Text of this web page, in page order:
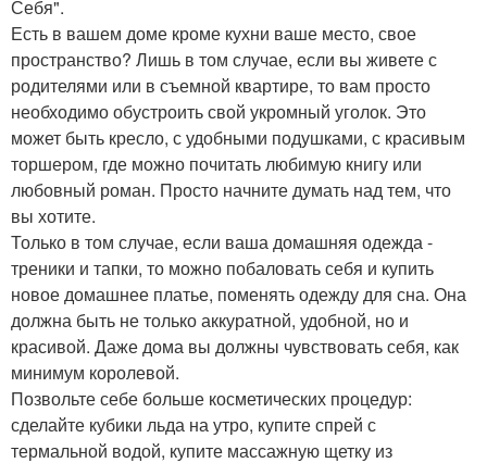
Себя".
Есть в вашем доме кроме кухни ваше место, свое
пространство? Лишь в том случае, если вы живете с
родителями или в съемной квартире, то вам просто
необходимо обустроить свой укромный уголок. Это
может быть кресло, с удобными подушками, с красивым
торшером, где можно почитать любимую книгу или
любовный роман. Просто начните думать над тем, что
вы хотите.
Только в том случае, если ваша домашняя одежда -
треники и тапки, то можно побаловать себя и купить
новое домашнее платье, поменять одежду для сна. Она
должна быть не только аккуратной, удобной, но и
красивой. Даже дома вы должны чувствовать себя, как
минимум королевой.
Позвольте себе больше косметических процедур:
сделайте кубики льда на утро, купите спрей с
термальной водой, купите массажную щетку из